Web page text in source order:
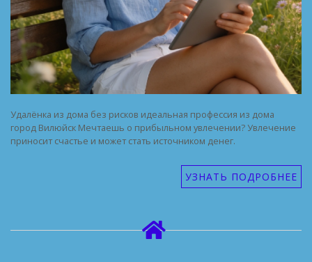
Удалёнка из дома без рисков идеальная профессия из дома
город Вилюйск Мечтаешь о прибыльном увлечении? Увлечение
приносит счастье и может стать источником денег.
УЗНАТЬ ПОДРОБНЕЕ